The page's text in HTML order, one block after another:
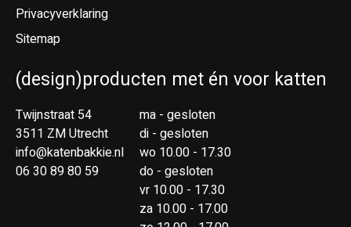
Privacyverklaring
Sitemap
(design)producten met én voor katten
Twijnstraat 54
3511 ZM Utrecht
info@katenbakkie.nl
06 30 89 80 59
ma - gesloten
di - gesloten
wo 10.00 - 17.30
do - gesloten
vr 10.00 - 17.30
za 10.00 - 17.00